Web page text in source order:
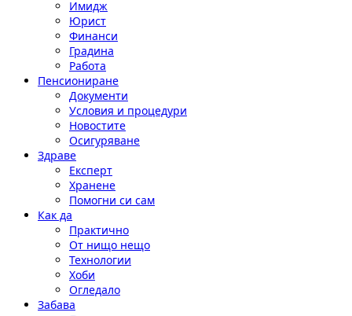
Имидж
Юрист
Финанси
Градина
Работа
Пенсиониране
Документи
Условия и процедури
Новостите
Осигуряване
Здраве
Експерт
Хранене
Помогни си сам
Как да
Практично
От нищо нещо
Технологии
Хоби
Огледало
Забава